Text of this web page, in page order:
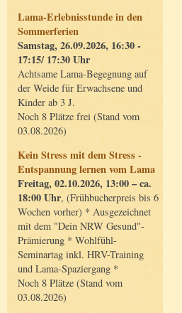
Lama-Erlebnisstunde in den
Sommerferien
Samstag, 26.09.2026, 16:30 -
17:15/ 17:30 Uhr
Achtsame Lama-Begegnung auf
der Weide für Erwachsene und
Kinder ab 3 J.
Noch 8 Plätze frei (Stand vom
03.08.2026)
Kein Stress mit dem Stress -
Entspannung lernen vom Lama
Freitag, 02.10.2026, 13:00 – ca.
18:00 Uhr, (Frühbucherpreis bis 6
Wochen vorher) * Ausgezeichnet
mit dem "Dein NRW Gesund"-
Prämierung * Wohlfühl-
Seminartag inkl. HRV-Training
und Lama-Spaziergang *
Noch 8 Plätze (Stand vom
03.08.2026)